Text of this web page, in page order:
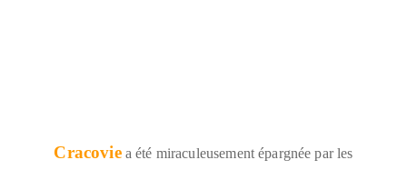
Cracovie a été miraculeusement épargnée par les